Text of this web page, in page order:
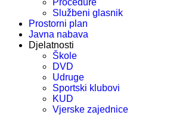
Procedure
Službeni glasnik
Prostorni plan
Javna nabava
Djelatnosti
Škole
DVD
Udruge
Sportski klubovi
KUD
Vjerske zajednice